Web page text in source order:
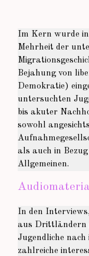
Im Kern wurde in
Mehrheit der
Bejahung von
Demokratie)
untersuchten
bis akuter
sowohl
als auch in
Allgemeinen.
In den
aus Drittländern
Jugendliche
zahlreiche